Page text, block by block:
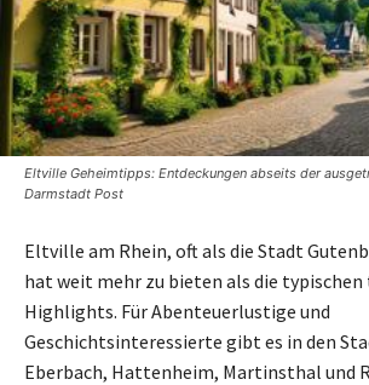
Eltville Geheimtipps: Entdeckungen abseits der
Darmstadt Post
Eltville am Rhein, oft als die Stadt
hat weit mehr zu bieten als die
Highlights. Für Abenteuerlustige und
Geschichtsinteressierte gibt es in den
Eberbach, Hattenheim, Martinsthal und